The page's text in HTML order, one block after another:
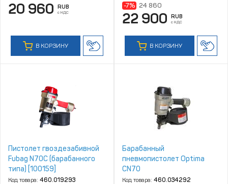
20 960 RUB
с НДС
В КОРЗИНУ
-7% 24 860
22 900 RUB
с НДС
В КОРЗИНУ
Пистолет гвоздезабивной
Fubag N70C (барабанного
типа) [100159]
Код товара: 460.019293
Барабанный
пневмопистолет Optima
CN70
Код товара: 460.034292